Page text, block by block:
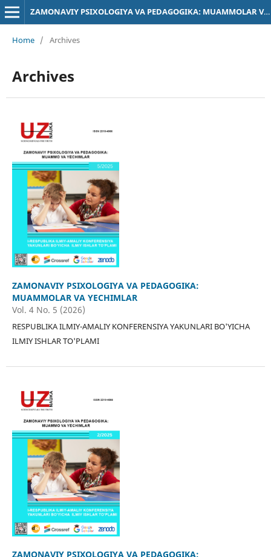
ZAMONAVIY PSIXOLOGIYA VA PEDAGOGIKA: MUAMMOLAR VA YECHIMLAR
Home / Archives
Archives
ZAMONAVIY PSIXOLOGIYA VA PEDAGOGIKA:
MUAMMOLAR VA YECHIMLAR
Vol. 4 No. 5 (2026)
RESPUBLIKA ILMIY-AMALIY KONFERENSIYA YAKUNLARI BO'YICHA
ILMIY ISHLAR TO'PLAMI
ZAMONAVIY PSIXOLOGIYA VA PEDAGOGIKA: